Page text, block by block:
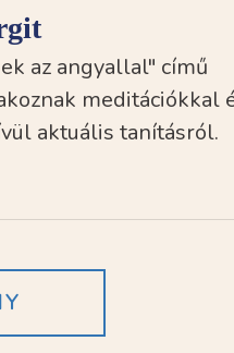
az angyallal" című
meditációkkal
aktuális tanításról.